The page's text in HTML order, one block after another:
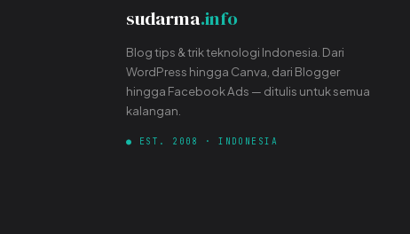
sudarma.info
Blog tips & trik teknologi Indonesia. Dari
WordPress hingga Canva, dari Blogger
hingga Facebook Ads — ditulis untuk semua
kalangan.
● EST. 2008 · INDONESIA